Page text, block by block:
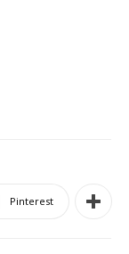
Pinterest